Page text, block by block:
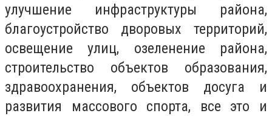
улучшение инфраструктуры района,
благоустройство дворовых территорий,
освещение улиц, озеленение района,
строительство объектов образования,
здравоохранения, объектов досуга и
развития массового спорта, все это и